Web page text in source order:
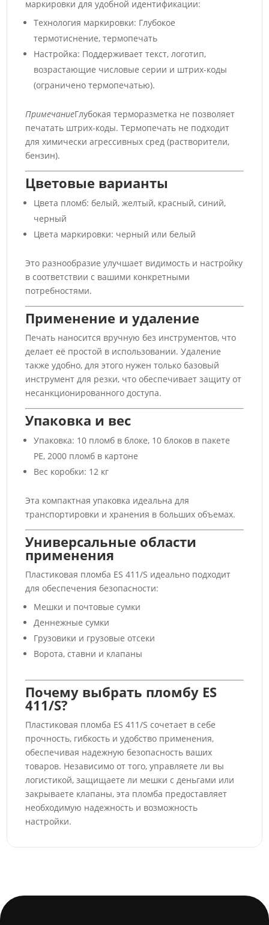
маркировки для удобной идентификации:
Технология маркировки: Глубокое
термотиснение, термопечать
Настройка: Поддерживает текст, логотип,
возрастающие числовые серии и штрих-коды
(ограничено термопечатью).
ПримечаниеГлубокая терморазметка не позволяет
печатать штрих-коды. Термопечать не подходит
для химически агрессивных сред (растворители,
бензин).
Цветовые варианты
Цвета пломб: белый, желтый, красный, синий,
черный
Цвета маркировки: черный или белый
Это разнообразие улучшает видимость и настройку
в соответствии с вашими конкретными
потребностями.
Применение и удаление
Печать наносится вручную без инструментов, что
делает её простой в использовании. Удаление
также удобно, для этого нужен только базовый
инструмент для резки, что обеспечивает защиту от
несанкционированного доступа.
Упаковка и вес
Упаковка: 10 пломб в блоке, 10 блоков в пакете
PE, 2000 пломб в картоне
Вес коробки: 12 кг
Эта компактная упаковка идеальна для
транспортировки и хранения в больших объемах.
Универсальные области
применения
Пластиковая пломба ES 411/S идеально подходит
для обеспечения безопасности:
Мешки и почтовые сумки
Деннежные сумки
Грузовики и грузовые отсеки
Ворота, ставни и клапаны
Почему выбрать пломбу ES
411/S?
Пластиковая пломба ES 411/S сочетает в себе
прочность, гибкость и удобство применения,
обеспечивая надежную безопасность ваших
товаров. Независимо от того, управляете ли вы
логистикой, защищаете ли мешки с деньгами или
закрываете клапаны, эта пломба предоставляет
необходимую надежность и возможность
настройки.